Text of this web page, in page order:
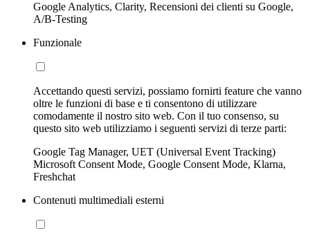
Google Analytics, Clarity, Recensioni dei clienti su Google,
A/B-Testing
Funzionale
Accettando questi servizi, possiamo fornirti feature che vanno
oltre le funzioni di base e ti consentono di utilizzare
comodamente il nostro sito web. Con il tuo consenso, su
questo sito web utilizziamo i seguenti servizi di terze parti:
Google Tag Manager, UET (Universal Event Tracking)
Microsoft Consent Mode, Google Consent Mode, Klarna,
Freshchat
Contenuti multimediali esterni